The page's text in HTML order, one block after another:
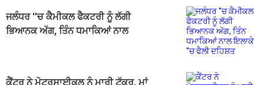
ਜਲੰਧਰ ''ਚ ਕੈਮੀਕਲ ਫੈਕਟਰੀ ਨੂੰ ਲੱਗੀ
ਭਿਆਨਕ ਅੱਗ, ਤਿੰਨ ਧਮਾਕਿਆਂ ਨਾਲ
ਕੈਂਟਰ ਨੇ ਮੋਟਰਸਾਈਕਲ ਨੂੰ ਮਾਰੀ ਟੱਕਰ, ਮਾਂ